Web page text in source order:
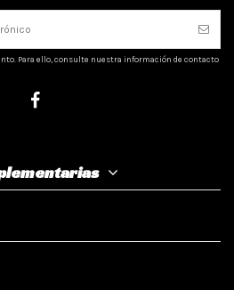
Para ello, consulte nuestra información de contacto